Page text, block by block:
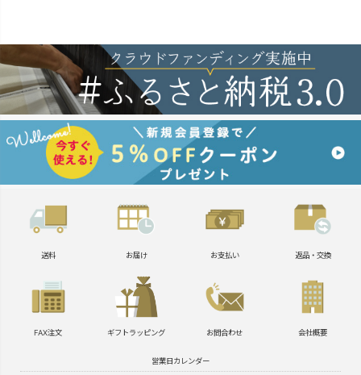
送料 お届け お支払い 返品・交換
FAX注文 ギフトラッピング お問合わせ 会社概要
営業日カレンダー